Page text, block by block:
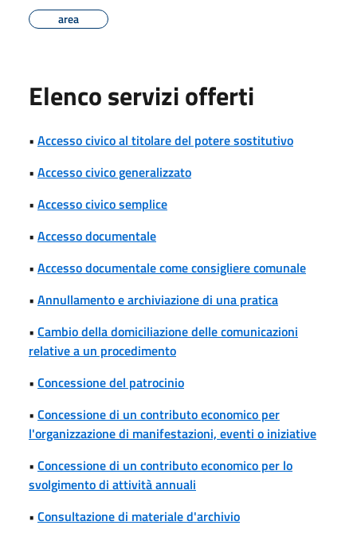
area
Elenco servizi offerti
• Accesso civico al titolare del potere sostitutivo
• Accesso civico generalizzato
• Accesso civico semplice
• Accesso documentale
• Accesso documentale come consigliere comunale
• Annullamento e archiviazione di una pratica
• Cambio della domiciliazione delle comunicazioni
relative a un procedimento
• Concessione del patrocinio
• Concessione di un contributo economico per
l'organizzazione di manifestazioni, eventi o iniziative
• Concessione di un contributo economico per lo
svolgimento di attività annuali
• Consultazione di materiale d'archivio